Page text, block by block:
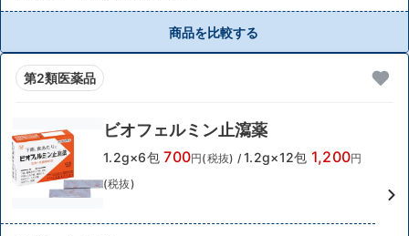
商品を比較する
第2類医薬品
ビオフェルミン止瀉薬
1.2g×6包 700円(税抜) / 1.2g×12包 1,200円
(税抜)